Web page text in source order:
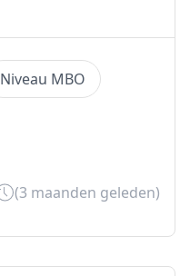
Niveau MBO
(3 maanden geleden)